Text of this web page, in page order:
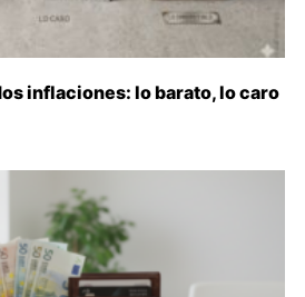
inflaciones: lo barato, lo caro